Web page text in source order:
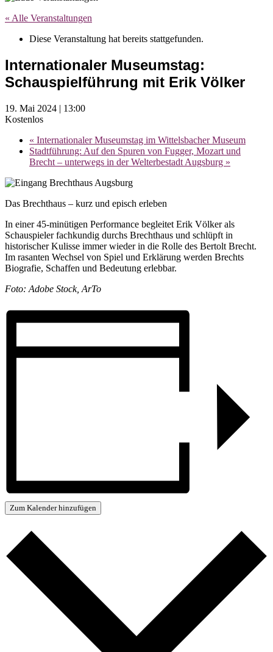
« Alle Veranstaltungen
Diese Veranstaltung hat bereits stattgefunden.
Internationaler Museumstag:
Schauspielführung mit Erik Völker
19. Mai 2024 | 13:00
Kostenlos
« Internationaler Museumstag im Wittelsbacher Museum
Stadtführung: Auf den Spuren von Fugger, Mozart und
Brecht – unterwegs in der Welterbestadt Augsburg »
Das Brechthaus – kurz und episch erleben
In einer 45-minütigen Performance begleitet Erik Völker als
Schauspieler fachkundig durchs Brechthaus und schlüpft in
historischer Kulisse immer wieder in die Rolle des Bertolt Brecht.
Im rasanten Wechsel von Spiel und Erklärung werden Brechts
Biografie, Schaffen und Bedeutung erlebbar.
Foto: Adobe Stock, ArTo
Zum Kalender hinzufügen